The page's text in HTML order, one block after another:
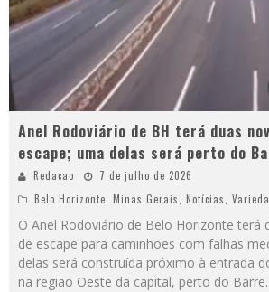
Anel Rodoviário de BH terá duas
escape; uma delas será perto do
Redacao
7 de julho de 2026
Belo Horizonte, Minas Gerais, Notícias,
O Anel Rodoviário de Belo Horizonte terá
de escape para caminhões com falhas
delas será construída próximo à entrada
na região Oeste da capital, perto do Barre